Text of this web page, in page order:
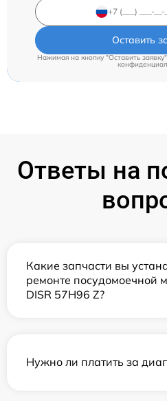
Оставить
Нажимая на кнопку "Оставить
Ответы на
Какие запчасти вы
ремонте посудомоечной
DISR 57H96 Z?
Нужно ли платить за